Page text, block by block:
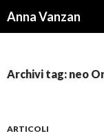
Anna Vanzan
Archivi tag: neo
ARTICOLI